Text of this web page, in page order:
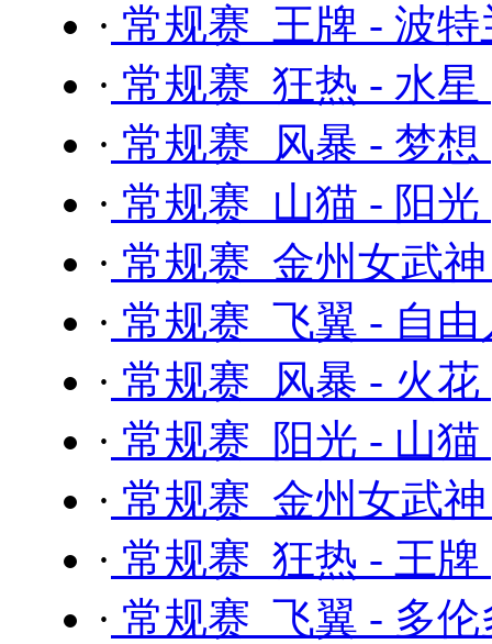
· 常规赛 王牌 - 波
· 常规赛 狂热 - 水星
· 常规赛 风暴 - 梦想
· 常规赛 山猫 - 阳光
· 常规赛 金州女武
· 常规赛 飞翼 - 自
· 常规赛 风暴 - 火花
· 常规赛 阳光 - 山猫
· 常规赛 金州女武
· 常规赛 狂热 - 王牌
· 常规赛 飞翼 - 多